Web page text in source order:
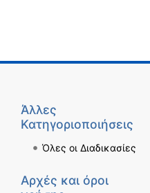
Άλλες
Κατηγοριοποιήσεις
Όλες οι Διαδικασίες
Αρχές και όροι